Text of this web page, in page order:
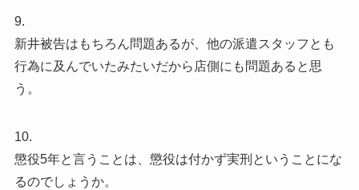
9.
新井被告はもちろん問題あるが、他の派遣スタッフとも
行為に及んでいたみたいだから店側にも問題あると思
う。
10.
懲役5年と言うことは、懲役は付かず実刑ということにな
るのでしょうか。